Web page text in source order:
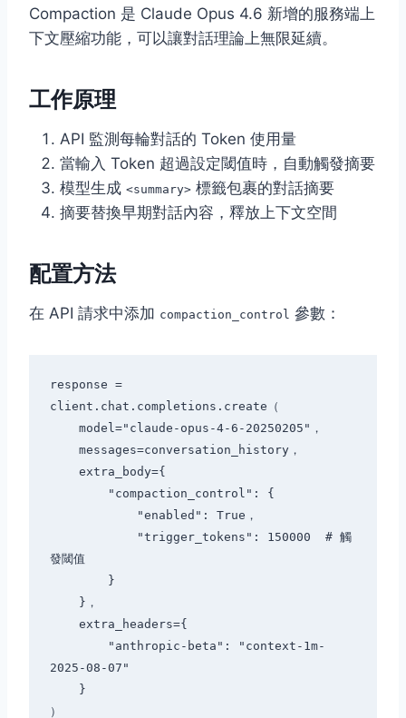
Compaction 是 Claude Opus 4.6 新增的服務端上
下文壓縮功能，可以讓對話理論上無限延續。
工作原理
API 監測每輪對話的 Token 使用量
當輸入 Token 超過設定閾值時，自動觸發摘要
模型生成 <summary> 標籤包裹的對話摘要
摘要替換早期對話內容，釋放上下文空間
配置方法
在 API 請求中添加 compaction_control 參數：
response =
client.chat.completions.create（
發閾值
2025-08-07"